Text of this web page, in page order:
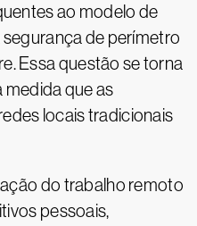
ao modelo de
de perímetro
Essa questão se torna
medida que as
locais tradicionais
do trabalho remoto
pessoais,